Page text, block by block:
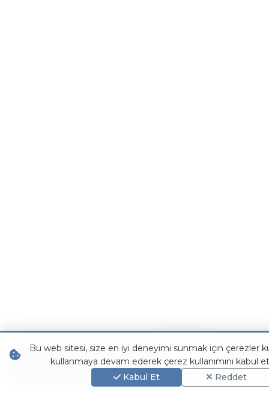
Bu web sitesi, size en iyi deneyimi sunmak için çerezler
kullanmaya devam ederek çerez kullanımını kabul
Kabul Et
Reddet
TOUREN
WhatsApp